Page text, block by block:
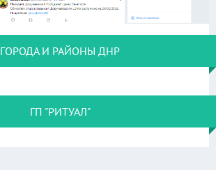
ГОРОДА И РАЙОНЫ ДНР
ГП "РИТУАЛ"